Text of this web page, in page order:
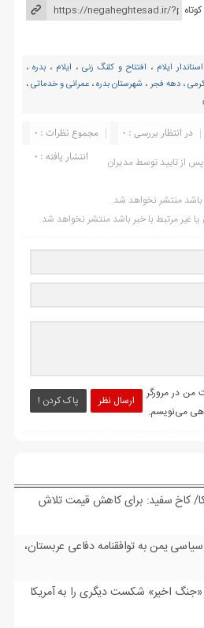
استاندار ایلام ، افتتاح و کلنگ زنی ، ایلام ، بدره،
،دهه فجر، شهرستان بدره، عمرانی و خدماتی،
مجموع نظرات : 0
در انتظار بررسی : 0
انتشار یافته : ۰
از تایید توسط مدیران
باشد منتشر نخواهد شد.
یا غیر مرتبط با خبر باشد منتشر نخواهد شد.
ارسال نظر پاک کردن !
من در مرورگر
می‌نویسم.
کاخ سفید: برای کاهش قیمت تلاش
یمن به توافقنامه دفاعی عربستان،
اخیر» شکست دیگری را به آمریکا